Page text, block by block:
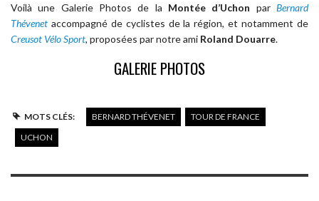
Voilà une Galerie Photos de la Montée d’Uchon parBernard
Thévenet accompagné de cyclistes de la région, et notamment de
Creusot Vélo Sport, proposées par notre ami Roland Douarre.
GALERIE PHOTOS
MOTS CLÉS: BERNARD THÉVENET
TOUR DE FRANCE
UCHON